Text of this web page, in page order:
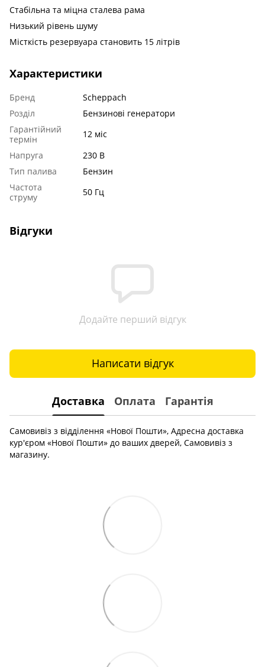
Стабільна та міцна сталева рама
Низький рівень шуму
Місткість резервуара становить 15 літрів
Характеристики
Бренд
Scheppach
Розділ
Бензинові генератори
Гарантійний
термін
12 міс
Напруга
230 В
Тип палива
Бензин
Частота
струму
50 Гц
Відгуки
Додайте перший відгук
Написати відгук
Доставка Оплата Гарантія
Самовивіз з відділення «Нової Пошти», Адресна доставка
кур'єром «Нової Пошти» до ваших дверей, Самовивіз з
магазину.